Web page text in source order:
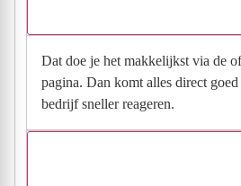
Dat doe je het makkelijkst via de
pagina. Dan komt alles direct
bedrijf sneller reageren.